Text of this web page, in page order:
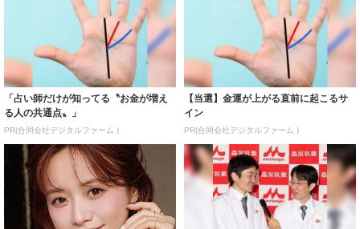
「占い師だけが知ってる〝お金が増え
る人の共通点〟」
PR(合同会社デジタルファーム )
【当選】金運が上がる直前に起こるサ
イン
PR(合同会社デジタルファーム )